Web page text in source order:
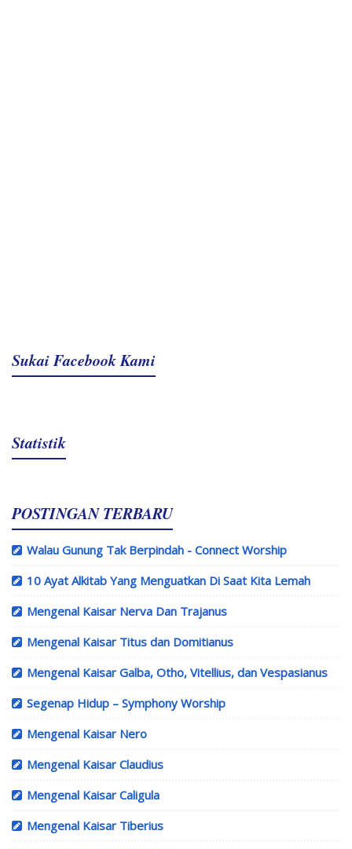
Sukai Facebook Kami
Statistik
POSTINGAN TERBARU
Walau Gunung Tak Berpindah - Connect Worship
10 Ayat Alkitab Yang Menguatkan Di Saat Kita Lemah
Mengenal Kaisar Nerva Dan Trajanus
Mengenal Kaisar Titus dan Domitianus
Mengenal Kaisar Galba, Otho, Vitellius, dan Vespasianus
Segenap Hidup – Symphony Worship
Mengenal Kaisar Nero
Mengenal Kaisar Claudius
Mengenal Kaisar Caligula
Mengenal Kaisar Tiberius